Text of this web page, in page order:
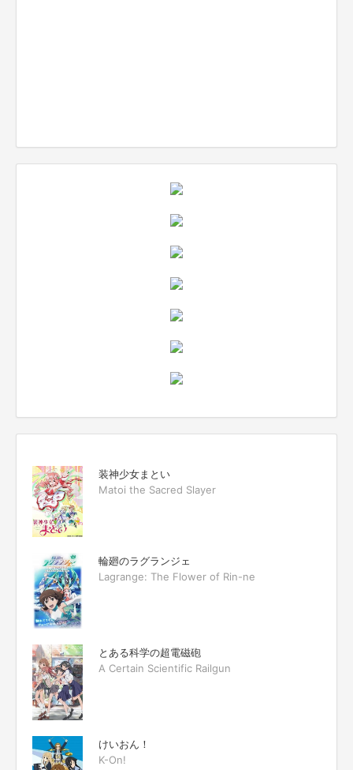
装神少女まとい
Matoi the Sacred Slayer
輪廻のラグランジェ
Lagrange: The Flower of Rin-ne
とある科学の超電磁砲
A Certain Scientific Railgun
けいおん！
K-On!